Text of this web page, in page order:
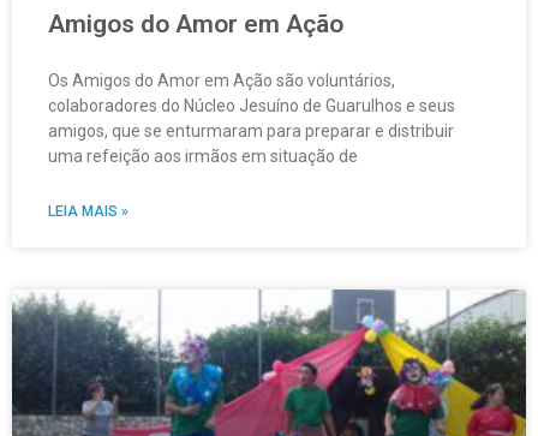
Amigos do Amor em Ação
Os Amigos do Amor em Ação são voluntários,
colaboradores do Núcleo Jesuíno de Guarulhos e seus
amigos, que se enturmaram para preparar e distribuir
uma refeição aos irmãos em situação de
LEIA MAIS »